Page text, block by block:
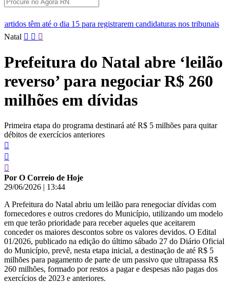
para registrarem candidaturas nos tribunais
Senai RN abre 2
Pular
conteúdo
Natal
Prefeitura do Natal abre ‘leilão
reverso’ para negociar R$ 260
milhões em dívidas
Primeira etapa do programa destinará até R$ 5 milhões para quitar
débitos de exercícios anteriores
Por O Correio de Hoje
29/06/2026 | 13:44
A Prefeitura do Natal abriu um leilão para renegociar dívidas com
fornecedores e outros credores do Município, utilizando um modelo
em que terão prioridade para receber aqueles que aceitarem
conceder os maiores descontos sobre os valores devidos. O Edital
01/2026, publicado na edição do último sábado 27 do Diário Oficial
do Município, prevê, nesta etapa inicial, a destinação de até R$ 5
milhões para pagamento de parte de um passivo que ultrapassa R$
260 milhões, formado por restos a pagar e despesas não pagas dos
exercícios de 2023 e anteriores.